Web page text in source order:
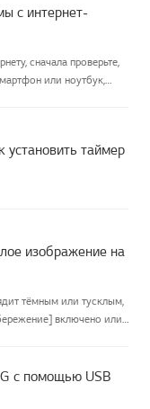
с интернет-
сначала проверьте,
или ноутбук,
установить таймер
изображение на
тёмным или тусклым,
включено или
с помощью USB